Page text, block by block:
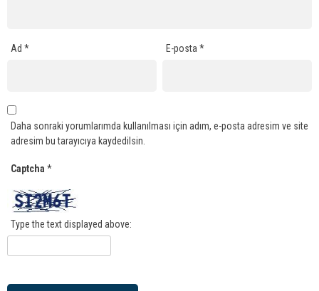
Ad * E-posta*
Daha sonraki yorumlarımda kullanılması için adım, e-posta adresim ve site
adresim bu tarayıcıya kaydedilsin.
Captcha *
Type the text displayed above: